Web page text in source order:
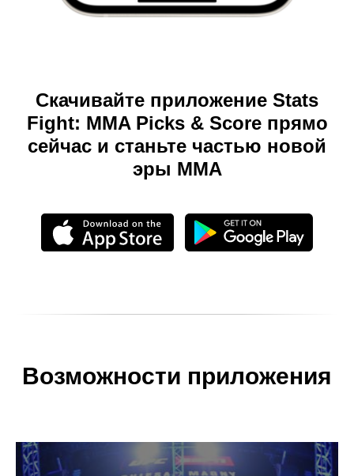
Скачивайте приложение Stats
Fight: MMA Picks & Score прямо
сейчас и станьте частью новой
эры ММА
Возможности приложения